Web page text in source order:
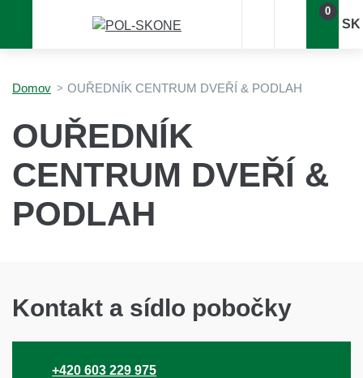
0
SK
Domov OUŘEDNÍK CENTRUM DVEŘÍ & PODLAH
OUŘEDNÍK
CENTRUM DVEŘÍ &
PODLAH
Kontakt a sídlo pobočky
+420 603 229 975